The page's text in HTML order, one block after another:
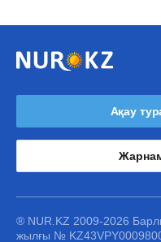
Ақау
® NUR.KZ 2009-2026
жылғы №